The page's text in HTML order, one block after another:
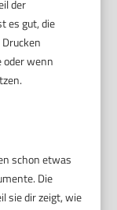
der
es gut, die
oder wenn
schon etwas
Die
sie dir zeigt, wie